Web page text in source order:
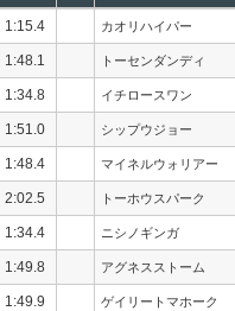
1:15.4 カオリハイパー
1:48.1 トーセンダンディ
1:34.8 イチロースワン
1:51.0 シップウジョー
1:48.4 マイネルウォリアー
2:02.5 トーホウスパーク
1:34.4 ニシノギンガ
1:49.8 アグネスストーム
1:49.9 ゲイリートマホーク